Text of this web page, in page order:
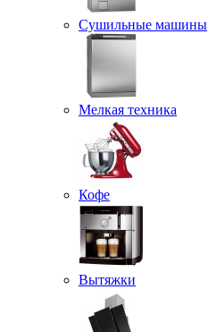
Сушильные машины
Мелкая техника
Кофе
Вытяжки